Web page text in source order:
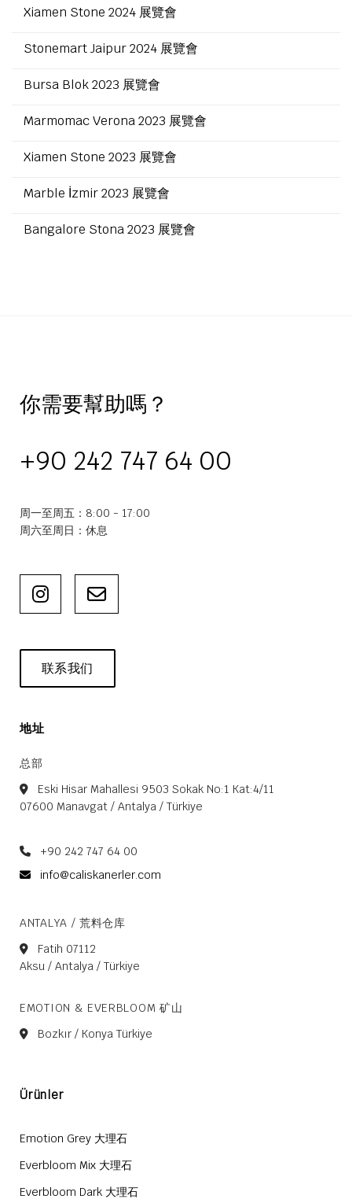
Xiamen Stone 2024 展覽會
Stonemart Jaipur 2024 展覽會
Bursa Blok 2023 展覽會
Marmomac Verona 2023 展覽會
Xiamen Stone 2023 展覽會
Marble İzmir 2023 展覽會
Bangalore Stona 2023 展覽會
你需要幫助嗎？
+90 242 747 64 00
周一至周五：8:​​00 - 17:00
周六至周日：休息
联系我们
地址
总部
Eski Hisar Mahallesi 9503 Sokak No:1 Kat:4/11
07600 Manavgat / Antalya / Türkiye
+90 242 747 64 00
info@caliskanerler.com
ANTALYA / 荒料仓库
Fatih 07112
Aksu / Antalya / Türkiye
EMOTION & EVERBLOOM 矿山
Bozkır / Konya Türkiye
Ürünler
Emotion Grey 大理石
Everbloom Mix 大理石
Everbloom Dark 大理石